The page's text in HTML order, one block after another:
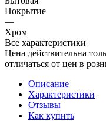
Покрытие
—
Хром
Все характеристики
Цена действительна
отличаться от цен в
Описание
Характеристики
Отзывы
Как купить